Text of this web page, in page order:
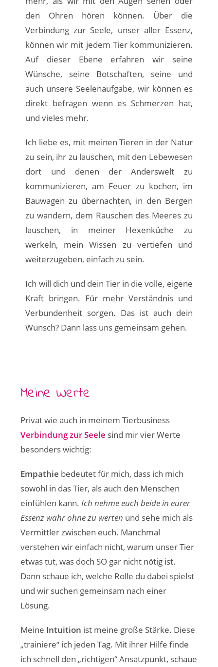
den Ohren hören können. Über die
Verbindung zur Seele, unser aller Essenz,
können wir mit jedem Tier kommunizieren.
Auf dieser Ebene erfahren wir seine
Wünsche, seine Botschaften, seine und
auch unsere Seelenaufgabe, wir können es
direkt befragen wenn es Schmerzen hat,
und vieles mehr.
Ich liebe es, mit meinen Tieren in der Natur
zu sein, ihr zu lauschen, mit den Lebewesen
dort und denen der Anderswelt zu
kommunizieren, am Feuer zu kochen, im
Bauwagen zu übernachten, in den Bergen
zu wandern, dem Rauschen des Meeres zu
lauschen, in meiner Hexenküche zu
werkeln, mein Wissen zu vertiefen und
weiterzugeben, einfach zu sein.
Ich will dich und dein Tier in die volle, eigene
Kraft bringen. Für mehr Verständnis und
Verbundenheit sorgen. Das ist auch dein
Wunsch? Dann lass uns gemeinsam gehen.
Meine Werte
Privat wie auch in meinem Tierbusiness
Verbindung zur Seele sind mir vier Werte
besonders wichtig:
Empathie bedeutet für mich, dass ich mich
sowohl in das Tier, als auch den Menschen
einfühlen kann.Ich nehme euch beide in eurer
Essenz wahrohne zu werten und sehe mich als
Vermittler zwischen euch. Manchmal
verstehen wir einfach nicht, warum unser Tier
etwas tut, was doch SO gar nicht nötig ist.
Dann schaue ich, welche Rolle du dabei spielst
und wir suchen gemeinsam nach einer
Lösung.
Meine Intuition ist meine große Stärke. Diese
„trainiere“ ich jeden Tag. Mit ihrer Hilfe finde
ich schnell den „richtigen“ Ansatzpunkt, schaue